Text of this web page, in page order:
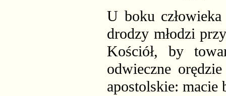
U boku
drodzy młodzi
Kościół, by
odwieczne
apostolskie: